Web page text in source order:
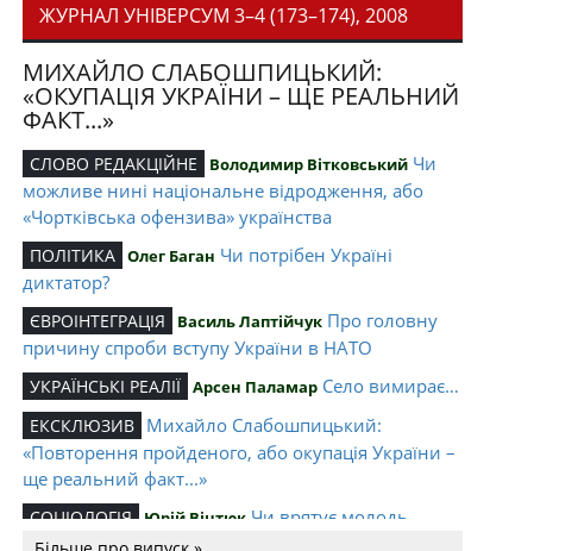
ЖУРНАЛ УНІВЕРСУМ 3–4 (173–174), 2008
МИХАЙЛО СЛАБОШПИЦЬКИЙ:
«ОКУПАЦІЯ УКРАЇНИ – ЩЕ РЕАЛЬНИЙ
ФАКТ...»
СЛОВО РЕДАКЦІЙНЕ Володимир Вітковський Чи
можливе нині національне відродження, або
«Чортківська офензива» українства
ПОЛІТИКА Олег Баган Чи потрібен Україні
диктатор?
ЄВРОІНТЕГРАЦІЯ Василь Лаптійчук Про головну
причину спроби вступу України в НАТО
УКРАЇНСЬКІ РЕАЛІЇ Арсен Паламар Село вимирає…
ЕКСКЛЮЗИВ Михайло Слабошпицький:
«Повторення пройденого, або окупація України –
ще реальний факт...»
СОЦІОЛОГІЯ Юрій Вінтюк Чи врятує молодь
Україну?